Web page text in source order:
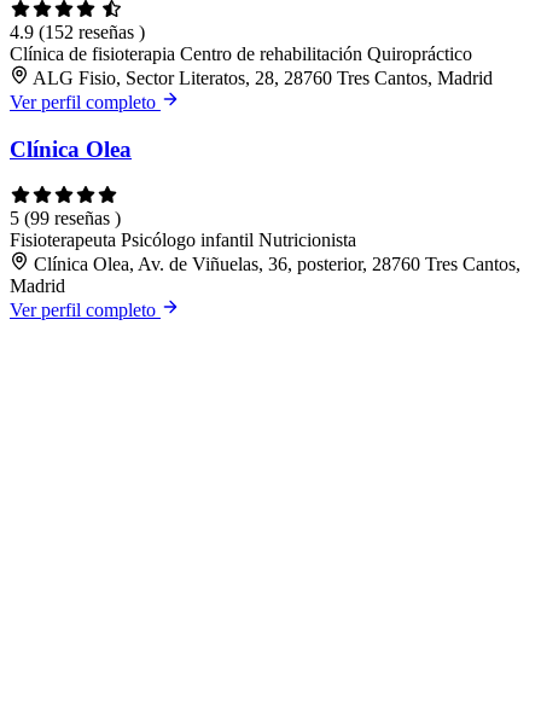
4.9 (152 reseñas )
Clínica de fisioterapia Centro de rehabilitación Quiropráctico
ALG Fisio, Sector Literatos, 28, 28760 Tres Cantos, Madrid
Ver perfil completo
Clínica Olea
5 (99 reseñas )
Fisioterapeuta Psicólogo infantil Nutricionista
Clínica Olea, Av. de Viñuelas, 36, posterior, 28760 Tres Cantos,
Madrid
Ver perfil completo